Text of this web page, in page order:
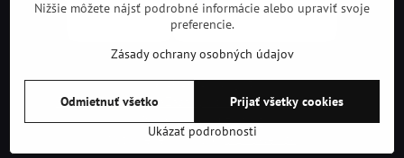
©2026Copyright
Predvoľby súkromia
Zásady ochrany osobných údajov
Podmienky používania
Vytvorené pomocou:BiznisWeb.sk
Nižšie môžete nájsť podrobné informácie alebo upraviť svoje
preferencie.
Zásady ochrany osobných údajov
Ukázať podrobnosti
Prijať všetky cookies
Odmietnuť všetko